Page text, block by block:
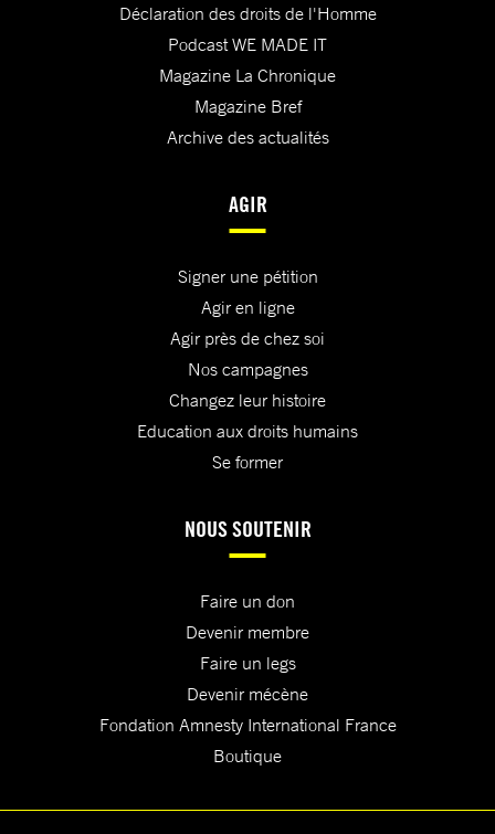
Déclaration des droits de l'Homme
Podcast WE MADE IT
Magazine La Chronique
Magazine Bref
Archive des actualités
AGIR
Signer une pétition
Agir en ligne
Agir près de chez soi
Nos campagnes
Changez leur histoire
Education aux droits humains
Se former
NOUS SOUTENIR
Faire un don
Devenir membre
Faire un legs
Devenir mécène
Fondation Amnesty International France
Boutique